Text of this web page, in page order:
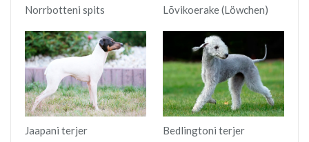
Norrbotteni spits Lõvikoerake (Löwchen)
Jaapani terjer Bedlingtoni terjer